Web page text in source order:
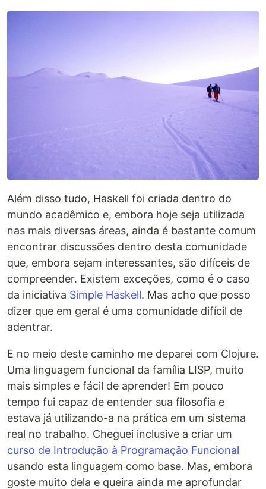
Além disso tudo, Haskell foi criada dentro do
mundo acadêmico e, embora hoje seja utilizada
nas mais diversas áreas, ainda é bastante comum
encontrar discussões dentro desta comunidade
que, embora sejam interessantes, são difíceis de
compreender. Existem exceções, como é o caso
da iniciativa Simple Haskell. Mas acho que posso
dizer que em geral é uma comunidade difícil de
adentrar.
E no meio deste caminho me deparei com Clojure.
Uma linguagem funcional da família LISP, muito
mais simples e fácil de aprender! Em pouco
tempo fui capaz de entender sua filosofia e
estava já utilizando-a na prática em um sistema
real no trabalho. Cheguei inclusive a criar um
curso de Introdução à Programação Funcional
usando esta linguagem como base. Mas, embora
goste muito dela e queira ainda me aprofundar